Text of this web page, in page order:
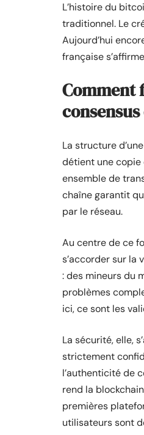
L’histoire du
traditionnel. Le
Aujourd’hui
française
Comment
La structure
détient une copie
ensemble de
chaîne garantit
par le réseau.
Au centre de ce
s’accorder sur la
: des mineurs du
problèmes
ici, ce sont les
La sécurité, elle,
strictement
l’authenticité de
rend la
premières
utilisateurs sont